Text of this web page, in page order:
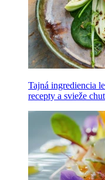
Tajná ingrediencia
recepty a svieže